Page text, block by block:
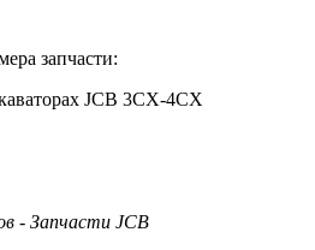
запчасти:
JCB 3CX-4CX
- Запчасти JCB